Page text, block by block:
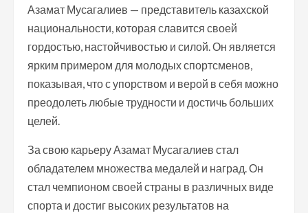
Азамат Мусагалиев — представитель казахской
национальности, которая славится своей
гордостью, настойчивостью и силой. Он является
ярким примером для молодых спортсменов,
показывая, что с упорством и верой в себя можно
преодолеть любые трудности и достичь больших
целей.
За свою карьеру Азамат Мусагалиев стал
обладателем множества медалей и наград. Он
стал чемпионом своей страны в различных виде
спорта и достиг высоких результатов на